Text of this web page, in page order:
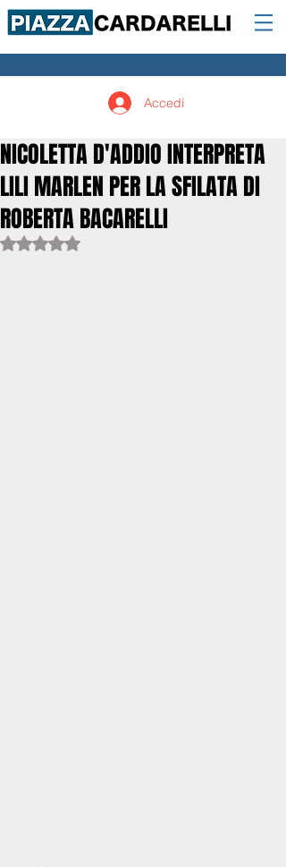
Accedi
NICOLETTA D'ADDIO INTERPRETA
LILI MARLEN PER LA SFILATA DI
ROBERTA BACARELLI
Valutazione NaN stelle su 5.